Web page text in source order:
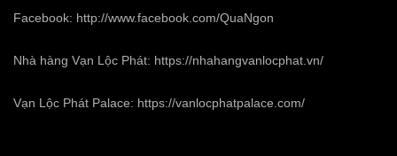
Facebook: http://www.facebook.com/QuaNgon
Nhà hàng Vạn Lộc Phát: https://nhahangvanlocphat.vn/
Vạn Lộc Phát Palace: https://vanlocphatpalace.com/